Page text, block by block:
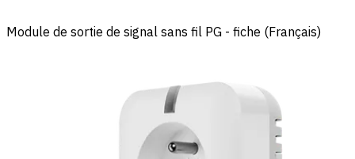
Module de sortie de signal sans fil PG - fiche (Français)